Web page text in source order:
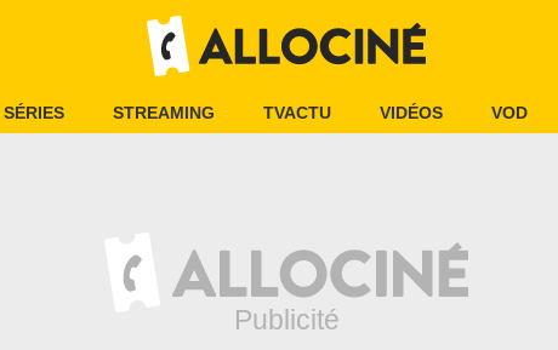
SÉRIES STREAMING TVACTU VIDÉOS VOD